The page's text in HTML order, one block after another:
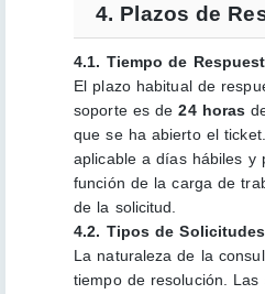
4. Plazos de
4.1. Tiempo de
El plazo habitual de
soporte es de24 horas
que se ha abierto el
aplicable a días hábiles y
función de la carga de
de la solicitud.
4.2. Tipos de Solicitudes
La naturaleza de la
tiempo de resolución. Las